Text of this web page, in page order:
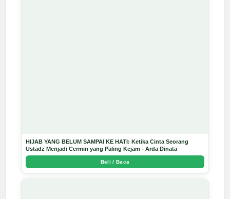
HIJAB YANG BELUM SAMPAI KE HATI: Ketika Cinta Seorang
Ustadz Menjadi Cermin yang Paling Kejam - Arda Dinata
Beli / Baca